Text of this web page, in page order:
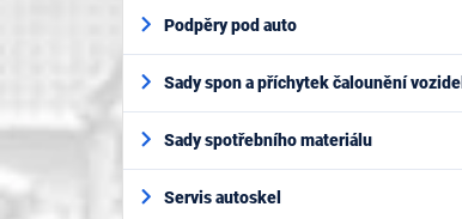
Podpěry pod auto
Sady spon a příchytek čalounění vozidel
Sady spotřebního materiálu
Servis autoskel